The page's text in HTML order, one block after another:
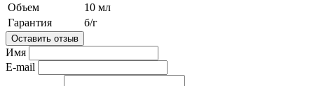
Объем
10 мл
Гарантия
б/г
Оставить отзыв
Имя
E-mail